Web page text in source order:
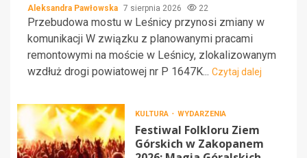
Aleksandra Pawłowska 7 sierpnia 2026 22
Przebudowa mostu w Leśnicy przynosi zmiany w
komunikacji W związku z planowanymi pracami
remontowymi na moście w Leśnicy, zlokalizowanym
wzdłuż drogi powiatowej nr P 1647K... Czytaj dalej
KULTURA WYDARZENIA
Festiwal Folkloru Ziem
Górskich w Zakopanem